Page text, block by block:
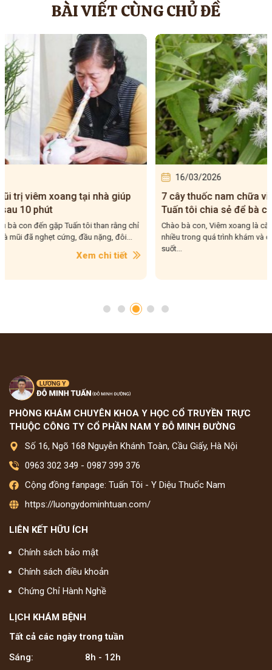
BÀI VIẾT CÙNG CHỦ ĐỀ
7 cây thuốc nam chữa viêm xoang hiệu quả –
Tuấn tôi chia sẻ để bà con tham khảo
Chào bà con, Viêm xoang là căn bệnh mà Tuấn tôi gặp rất
nhiều trong quá trình khám và chữa bệnh cho bà con
Tác
đến
rõ
Chào bà
tôi lại
PHÒNG KHÁM CHUYÊN KHOA Y HỌC CỔ TRUYỀN TRỰC
THUỘC CÔNG TY CỔ PHẦN NAM Y ĐỖ MINH ĐƯỜNG
Số 16, Ngõ 168 Nguyễn Khánh Toàn, Cầu Giấy, Hà Nội
0963 302 349 - 0987 399 376
Cộng đồng fanpage: Tuấn Tôi - Y Diệu Thuốc Nam
https://luongydominhtuan.com/
LIÊN KẾT HỮU ÍCH
Chính sách bảo mật
Chính sách điều khoản
Chứng Chỉ Hành Nghề
LỊCH KHÁM BỆNH
Tất cả các ngày trong tuần
Sáng:
8h - 12h